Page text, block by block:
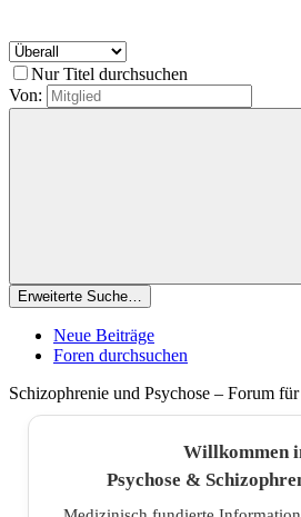
Nur Titel durchsuchen
Von:
Erweiterte Suche…
Neue Beiträge
Foren durchsuchen
Schizophrenie und Psychose – Forum
Willkommen
Psychose &